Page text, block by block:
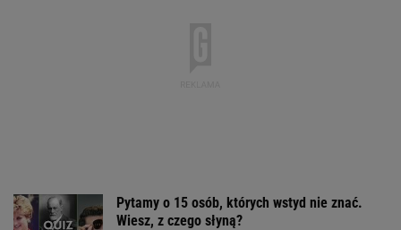
Pytamy o 15 osób, których wstyd nie znać.
Wiesz, z czego słyną?